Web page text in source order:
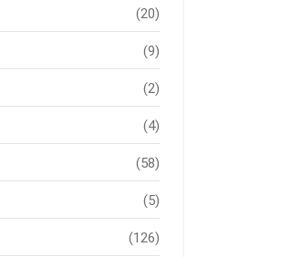
(20)
(9)
(2)
(4)
(58)
(5)
(126)